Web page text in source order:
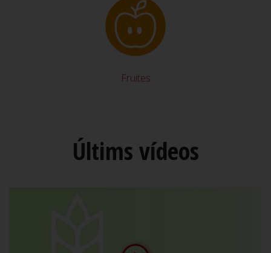
Fruites
Últims vídeos